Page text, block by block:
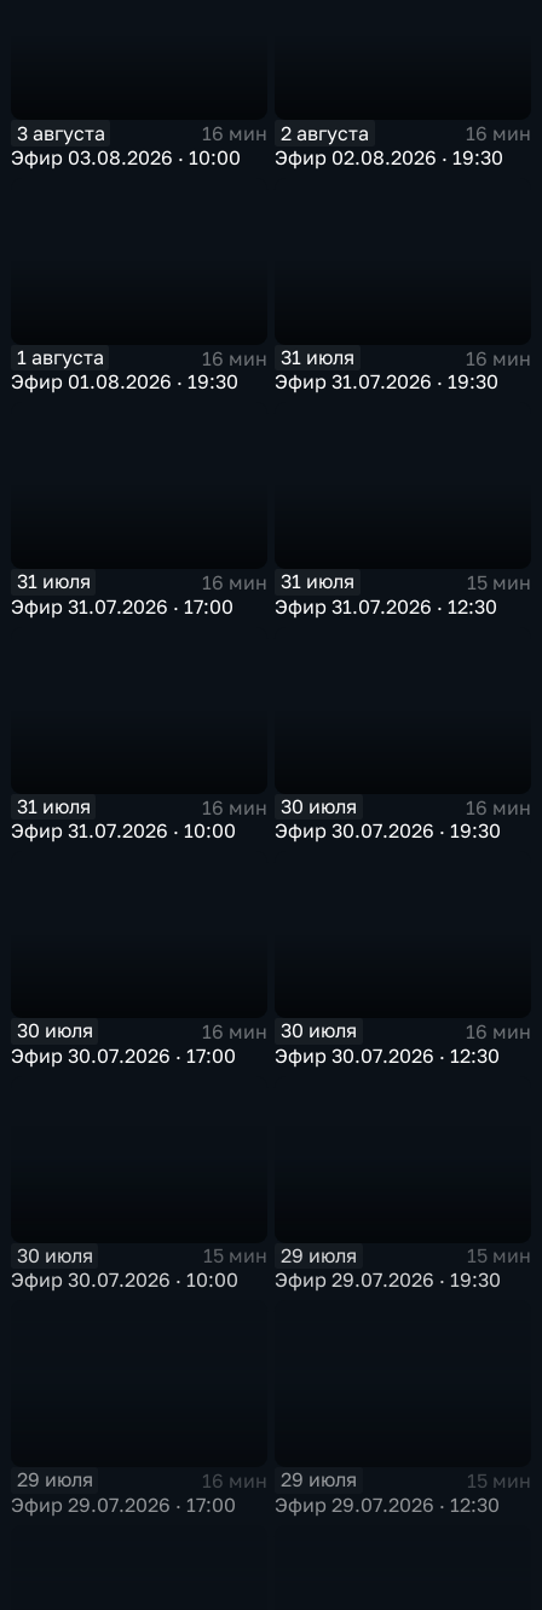
3 августа
16 мин
Эфир 03.08.2026 · 10:00
2 августа
16 мин
Эфир 02.08.2026 · 19:30
1 августа
16 мин
Эфир 01.08.2026 · 19:30
31 июля
16 мин
Эфир 31.07.2026 · 19:30
31 июля
16 мин
Эфир 31.07.2026 · 17:00
31 июля
15 мин
Эфир 31.07.2026 · 12:30
31 июля
16 мин
Эфир 31.07.2026 · 10:00
30 июля
16 мин
Эфир 30.07.2026 · 19:30
30 июля
16 мин
Эфир 30.07.2026 · 17:00
30 июля
16 мин
Эфир 30.07.2026 · 12:30
30 июля
15 мин
Эфир 30.07.2026 · 10:00
29 июля
15 мин
Эфир 29.07.2026 · 19:30
29 июля
16 мин
Эфир 29.07.2026 · 17:00
29 июля
15 мин
Эфир 29.07.2026 · 12:30